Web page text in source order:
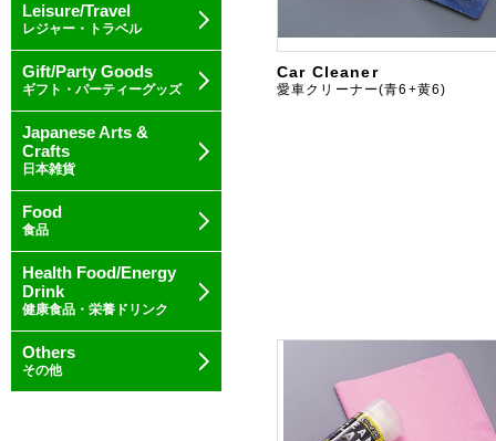
Leisure/Travel
レジャー・トラベル
Gift/Party Goods
ギフト・パーティーグッズ
Japanese Arts &
Crafts
日本雑貨
Food
食品
Health Food/Energy
Drink
健康食品・栄養ドリンク
Others
その他
Car Cleaner
愛車クリーナー(青6+黄6)